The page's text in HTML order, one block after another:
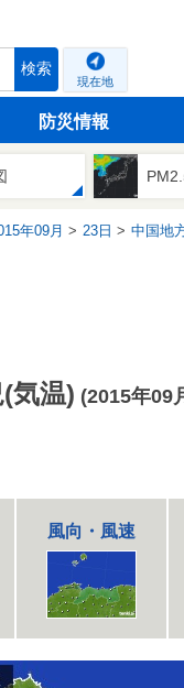
検索
現在地
防災情報
年09月 23日 中国地
気温) (2015年09
風向・風速